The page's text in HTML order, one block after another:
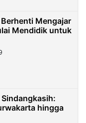
Mengajar
Mendidik untuk
hingga